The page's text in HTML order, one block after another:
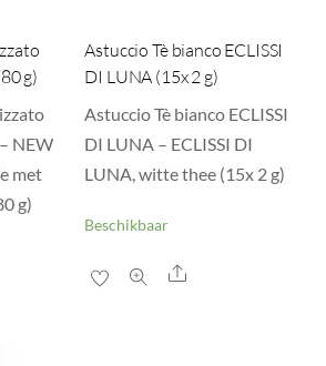
g)
NEW
met
g)
Astuccio Tè bianco ECLISSI
DI LUNA (15x 2 g)
Astuccio Tè bianco ECLISSI
DI LUNA – ECLISSI DI
LUNA, witte thee (15x 2 g)
Beschikbaar
Share